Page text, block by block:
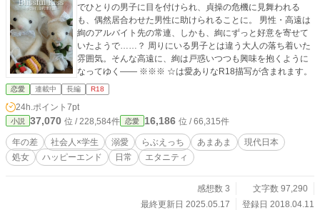
でひとりの男子に目を付けられ、貞操の危機に見舞われる
も、偶然居合わせた男性に助けられることに。 男性・高遠は
絢のアルバイト先の常連、しかも、絢にずっと好意を寄せて
いたようで……？ 周りにいる男子とは違う大人の落ち着いた
雰囲気。そんな高遠に、絢は戸惑いつつも興味を抱くように
なってゆく―― ※※※ ☆は愛ありなR18描写が含まれます。
恋愛 連載中 長編 R18
24h.ポイント 7pt
小説 37,070 位 / 228,584件 恋愛 16,186 位 / 66,315件
年の差 社会人×学生 溺愛 らぶえっち あまあま
現代日本
処女
ハッピーエンド 日常 エタニティ
感想数 3
文字数 97,290
最終更新日 2025.05.17
登録日 2018.04.11